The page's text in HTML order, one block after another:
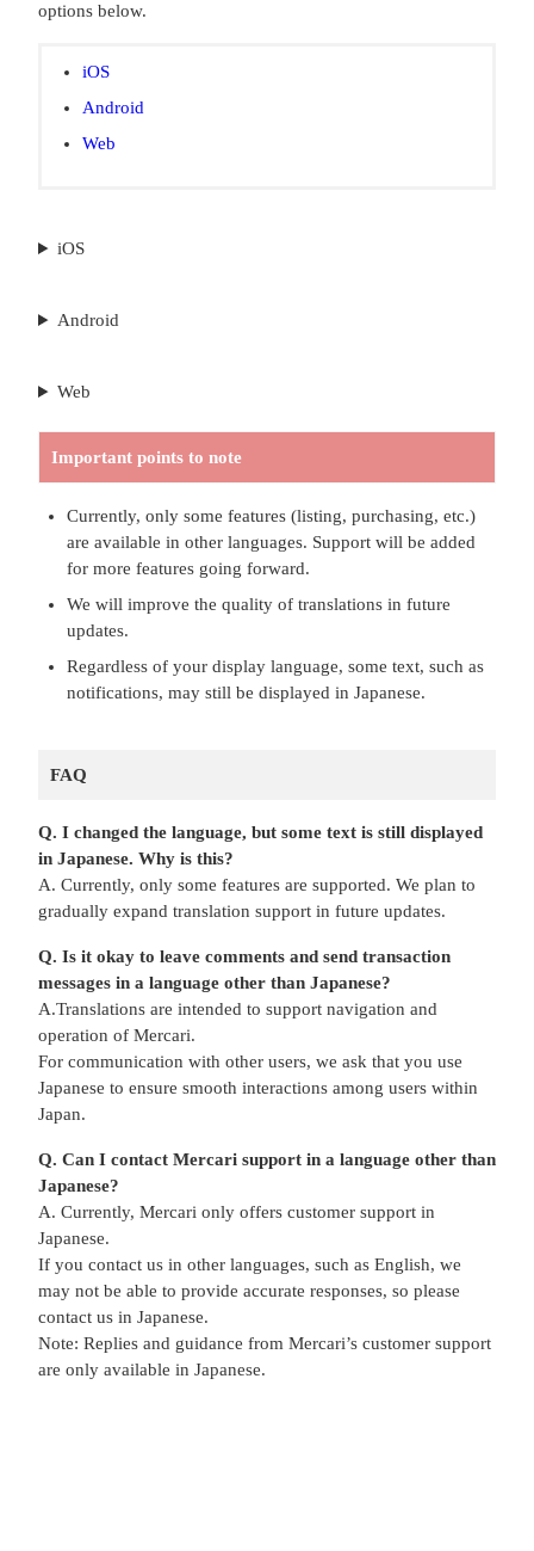
options below.
iOS
Android
Web
iOS
Android
Web
Important points to note
Currently, only some features (listing, purchasing, etc.)
are available in other languages. Support will be added
for more features going forward.
We will improve the quality of translations in future
updates.
Regardless of your display language, some text, such as
notifications, may still be displayed in Japanese.
FAQ
Q. I changed the language, but some text is still displayed
in Japanese. Why is this?
A. Currently, only some features are supported. We plan to
gradually expand translation support in future updates.
Q. Is it okay to leave comments and send transaction
messages in a language other than Japanese?
A.Translations are intended to support navigation and
operation of Mercari.
For communication with other users, we ask that you use
Japanese to ensure smooth interactions among users within
Japan.
Q. Can I contact Mercari support in a language other than
Japanese?
A. Currently, Mercari only offers customer support in
Japanese.
If you contact us in other languages, such as English, we
may not be able to provide accurate responses, so please
contact us in Japanese.
Note: Replies and guidance from Mercari’s customer support
are only available in Japanese.